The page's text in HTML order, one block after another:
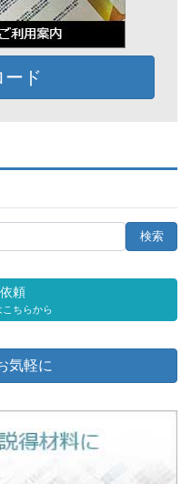
ード
頼
ちらから
気軽に